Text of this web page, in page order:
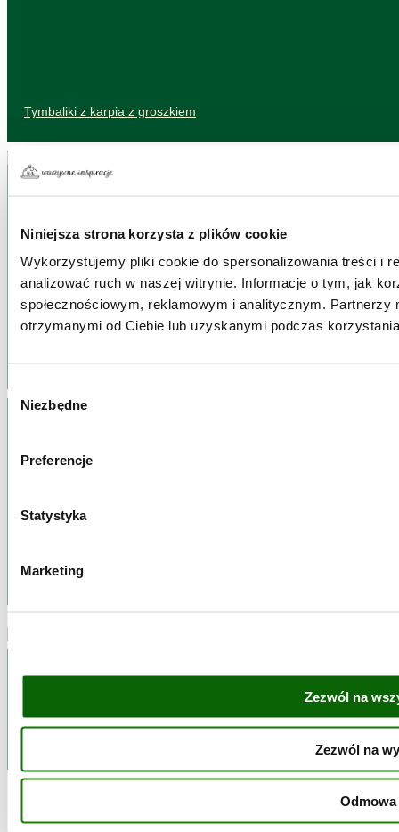
Niniejsza strona korzysta z plików cookie
Wykorzystujemy pliki cookie do spersonalizowania treści i
analizować ruch w naszej witrynie. Informacje o tym, jak
społecznościowym, reklamowym i analitycznym. Partnerzy
otrzymanymi od Ciebie lub uzyskanymi podczas
Wybór
zgody
Niezbędne
Preferencje
Statystyka
Marketing
Zezwól na
Zezwól na
Odmowa
Tymbaliki z karpia z groszkiem
KontaktRegulaminPolityka ochrony danych